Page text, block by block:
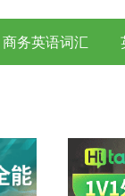
商务英语词汇